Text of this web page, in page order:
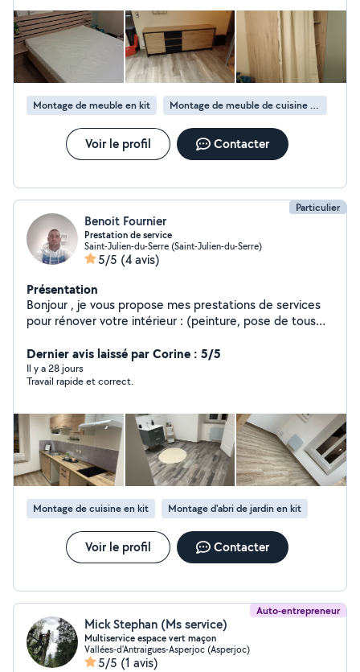
domaine du bâtiment et d'espace vert j'ai acquis de
nombreuses connaissances et savoir faire. J'accepte le
CESU,( Chèque emploi service) N'hésitez pas à me
contacter À bientôt Mehdi
Montage de meuble en kit Montage de meuble de cuisine en kit
Voir le profil Contacter
Particulier
Benoit Fournier
Prestation de service
Saint-Julien-du-Serre (Saint-Julien-du-Serre)
5/5 (4 avis)
Présentation
Bonjour , je vous propose mes prestations de services
pour rénover votre intérieur : (peinture, pose de tous
etc.) ainsi des prestations d'espaces verts (
débroussaillage, tonte, etc..) . Je suis à votre écoute,
étudie toutes demande et m'adapte au besoin de la
Dernier avis laissé par Corine : 5/5
Il y a 28 jours
Travail rapide et correct.
Montage de cuisine en kit Montage d'abri de jardin en kit
Voir le profil Contacter
Auto-entrepreneur
Mick Stephan (Ms service)
Multiservice espace vert maçon
Vallées-d'Antraigues-Asperjoc (Asperjoc)
5/5 (1 avis)